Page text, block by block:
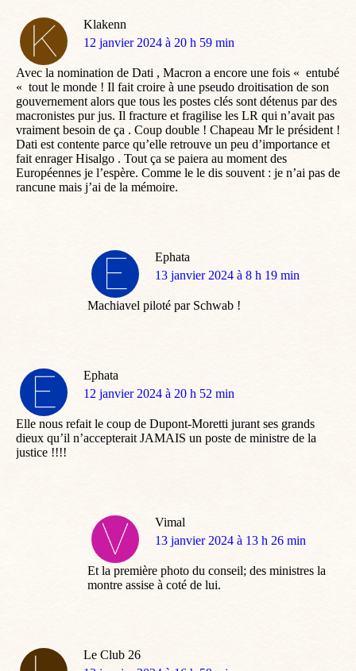
Klakenn
dit
12 janvier 2024 à 20 h 59 min
Avec la nomination de Dati , Macron a encore une fois « entubé
« tout le monde ! Il fait croire à une pseudo droitisation de son
gouvernement alors que tous les postes clés sont détenus par des
macronistes pur jus. Il fracture et fragilise les LR qui n’avait pas
vraiment besoin de ça . Coup double ! Chapeau Mr le président !
Dati est contente parce qu’elle retrouve un peu d’importance et
fait enrager Hisalgo . Tout ça se paiera au moment des
Européennes je l’espère. Comme le le dis souvent : je n’ai pas de
rancune mais j’ai de la mémoire.
Ephata
dit
13 janvier 2024 à 8 h 19 min
Machiavel piloté par Schwab !
Ephata
dit
12 janvier 2024 à 20 h 52 min
Elle nous refait le coup de Dupont-Moretti jurant ses grands
dieux qu’il n’accepterait JAMAIS un poste de ministre de la
justice !!!!
Vimal
dit
13 janvier 2024 à 13 h 26 min
Et la première photo du conseil; des ministres la
montre assise à coté de lui.
Le Club 26